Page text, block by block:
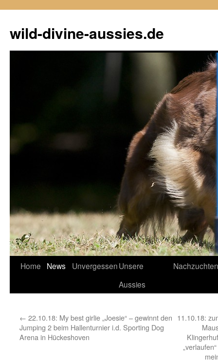
springen
wild-divine-aussies.de
Home News UnvergessenUnsere
Aussies
Nachzuchten
← 22.10.18: My best girlie „Joesie“ – gewinnt den
Jumping 2 beim Hallenturnier i.d. Sporting Dog
Arena in Hückeshoven
11.10.18: